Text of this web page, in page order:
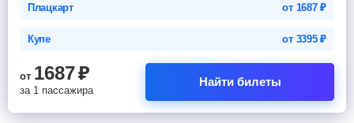
Плацкарт от 1687₽
Купе от 3395₽
от 1687₽
за 1 пассажира
Найти билеты